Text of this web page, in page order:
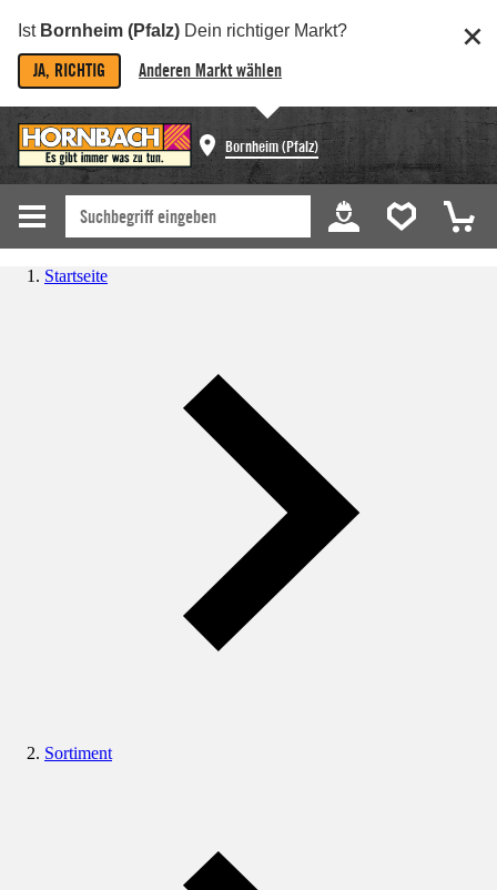
Ist Bornheim (Pfalz) Dein richtiger Markt?
JA, RICHTIG Anderen Markt wählen
Bornheim (Pfalz)
Startseite
Sortiment